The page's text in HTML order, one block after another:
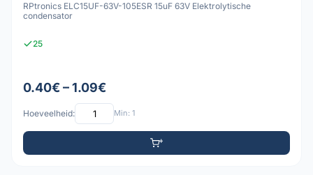
RPtronics ELC15UF-63V-105ESR 15uF 63V Elektrolytische
condensator
25
0.40€ – 1.09€
Hoeveelheid: Min: 1